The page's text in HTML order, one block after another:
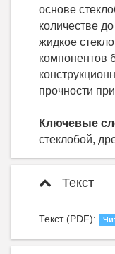
основе
количестве
жидкое
компонентов
прочности
Ключевые
стеклобой,
Текст
Текст (PDF):